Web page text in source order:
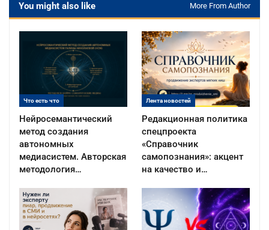
You might also like More From Author
Что есть что
Нейросемантический
метод создания
автономных
медиасистем. Авторская
методология…
Лента новостей
Редакционная политика
спецпроекта
«Справочник
самопознания»: акцент
на качество и…